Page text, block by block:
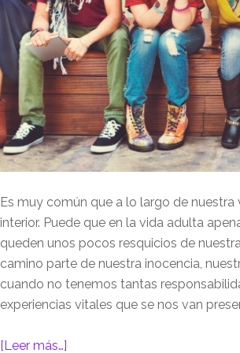
Es muy común que a lo largo de
interior. Puede que en la vida adulta
queden unos pocos resquicios de
camino parte de nuestra inocencia,
cuando no tenemos tantas
experiencias vitales que se nos van
[Leer más…]